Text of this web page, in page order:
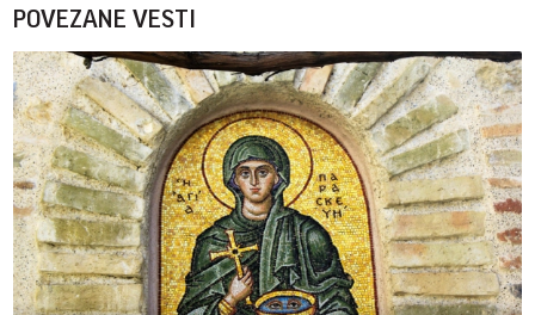
POVEZANE VESTI